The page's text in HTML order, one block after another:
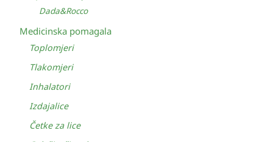
Dada&Rocco
Medicinska pomagala
Toplomjeri
Tlakomjeri
Inhalatori
Izdajalice
Četke za lice